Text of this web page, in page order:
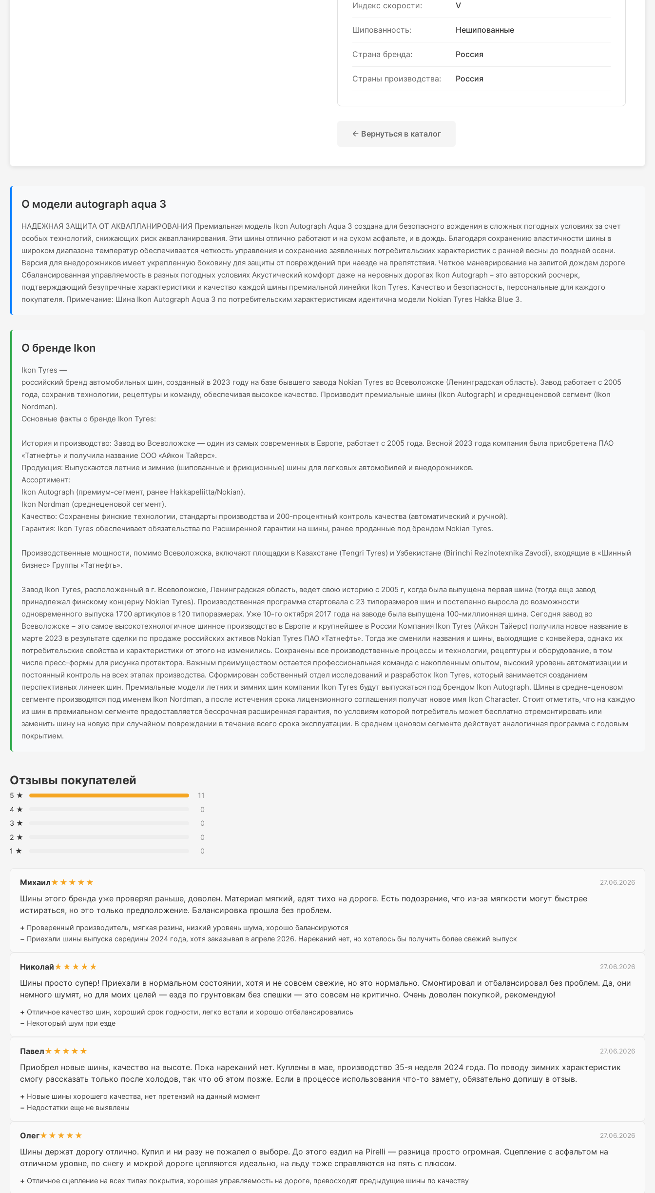
Индекс скорости: V
Шипованность: Нешипованные
Страна бренда: Россия
Страны производства: Россия
← Вернуться в каталог
О модели autograph aqua 3
НАДЕЖНАЯ ЗАЩИТА ОТ АКВАПЛАНИРОВАНИЯ Премиальная модель Ikon Autograph Aqua 3 создана для безопасного вождения в сложных погодных условиях за счет
особых технологий, снижающих риск аквапланирования. Эти шины отлично работают и на сухом асфальте, и в дождь. Благодаря сохранению эластичности шины в
широком диапазоне температур обеспечивается четкость управления и сохранение заявленных потребительских характеристик с ранней весны до поздней осени.
Версия для внедорожников имеет укрепленную боковину для защиты от повреждений при наезде на препятствия. Четкое маневрирование на залитой дождем дороге
Сбалансированная управляемость в разных погодных условиях Акустический комфорт даже на неровных дорогах Ikon Autograph – это авторский росчерк,
подтверждающий безупречные характеристики и качество каждой шины премиальной линейки Ikon Tyres. Качество и безопасность, персональные для каждого
покупателя. Примечание: Шина Ikon Autograph Aqua 3 по потребительским характеристикам идентична модели Nokian Tyres Hakka Blue 3.
О бренде Ikon
Ikon Tyres —
российский бренд автомобильных шин, созданный в 2023 году на базе бывшего завода Nokian Tyres во Всеволожске (Ленинградская область). Завод работает с 2005
года, сохранив технологии, рецептуры и команду, обеспечивая высокое качество. Производит премиальные шины (Ikon Autograph) и среднеценовой сегмент (Ikon
Nordman).
Основные факты о бренде Ikon Tyres:
История и производство: Завод во Всеволожске — один из самых современных в Европе, работает с 2005 года. Весной 2023 года компания была приобретена ПАО
«Татнефть» и получила название ООО «Айкон Тайерс».
Продукция: Выпускаются летние и зимние (шипованные и фрикционные) шины для легковых автомобилей и внедорожников.
Ассортимент:
Ikon Autograph (премиум-сегмент, ранее Hakkapeliitta/Nokian).
Ikon Nordman (среднеценовой сегмент).
Качество: Сохранены финские технологии, стандарты производства и 200-процентный контроль качества (автоматический и ручной).
Гарантия: Ikon Tyres обеспечивает обязательства по Расширенной гарантии на шины, ранее проданные под брендом Nokian Tyres.
Производственные мощности, помимо Всеволожска, включают площадки в Казахстане (Tengri Tyres) и Узбекистане (Birinchi Rezinotexnika Zavodi), входящие в «Шинный
бизнес» Группы «Татнефть».
Завод Ikon Tyres, расположенный в г. Всеволожске, Ленинградская область, ведет свою историю с 2005 г, когда была выпущена первая шина (тогда еще завод
принадлежал финскому концерну Nokian Tyres). Производственная программа стартовала с 23 типоразмеров шин и постепенно выросла до возможности
одновременного выпуска 1700 артикулов в 120 типоразмерах. Уже 10-го октября 2017 года на заводе была выпущена 100-миллионная шина. Сегодня завод во
Всеволожске – это самое высокотехнологичное шинное производство в Европе и крупнейшее в России Компания Ikon Tyres (Айкон Тайерс) получила новое название в
марте 2023 в результате сделки по продаже российских активов Nokian Tyres ПАО «Татнефть». Тогда же сменили названия и шины, выходящие с конвейера, однако их
потребительские свойства и характеристики от этого не изменились. Сохранены все производственные процессы и технологии, рецептуры и оборудование, в том
числе пресс-формы для рисунка протектора. Важным преимуществом остается профессиональная команда с накопленным опытом, высокий уровень автоматизации и
постоянный контроль на всех этапах производства. Сформирован собственный отдел исследований и разработок Ikon Tyres, который занимается созданием
перспективных линеек шин. Премиальные модели летних и зимних шин компании Ikon Tyres будут выпускаться под брендом Ikon Autograph. Шины в средне-ценовом
сегменте производятся под именем Ikon Nordman, а после истечения срока лицензионного соглашения получат новое имя Ikon Character. Стоит отметить, что на каждую
из шин в премиальном сегменте предоставляется бессрочная расширенная гарантия, по условиям которой потребитель может бесплатно отремонтировать или
заменить шину на новую при случайном повреждении в течение всего срока эксплуатации. В среднем ценовом сегменте действует аналогичная программа с годовым
покрытием.
Отзывы покупателей
5 ★
11
4 ★
0
3 ★
0
2 ★
0
1 ★
0
Михаил★★★★★ 27.06.2026
Шины этого бренда уже проверял раньше, доволен. Материал мягкий, едят тихо на дороге. Есть подозрение, что из-за мягкости могут быстрее
истираться, но это только предположение. Балансировка прошла без проблем.
+ Проверенный производитель, мягкая резина, низкий уровень шума, хорошо балансируются
− Приехали шины выпуска середины 2024 года, хотя заказывал в апреле 2026. Нареканий нет, но хотелось бы получить более свежий выпуск
Николай★★★★★ 27.06.2026
Шины просто супер! Приехали в нормальном состоянии, хотя и не совсем свежие, но это нормально. Смонтировал и отбалансировал без проблем. Да, они
немного шумят, но для моих целей — езда по грунтовкам без спешки — это совсем не критично. Очень доволен покупкой, рекомендую!
+ Отличное качество шин, хороший срок годности, легко встали и хорошо отбалансировались
− Некоторый шум при езде
Павел★★★★★ 27.06.2026
Приобрел новые шины, качество на высоте. Пока нареканий нет. Куплены в мае, производство 35-я неделя 2024 года. По поводу зимних характеристик
смогу рассказать только после холодов, так что об этом позже. Если в процессе использования что-то замету, обязательно допишу в отзыв.
+ Новые шины хорошего качества, нет претензий на данный момент
− Недостатки еще не выявлены
Олег★★★★★ 27.06.2026
Шины держат дорогу отлично. Купил и ни разу не пожалел о выборе. До этого ездил на Pirelli — разница просто огромная. Сцепление с асфальтом на
отличном уровне, по снегу и мокрой дороге цепляются идеально, на льду тоже справляются на пять с плюсом.
+ Отличное сцепление на всех типах покрытия, хорошая управляемость на дороге, превосходят предыдущие шины по качеству